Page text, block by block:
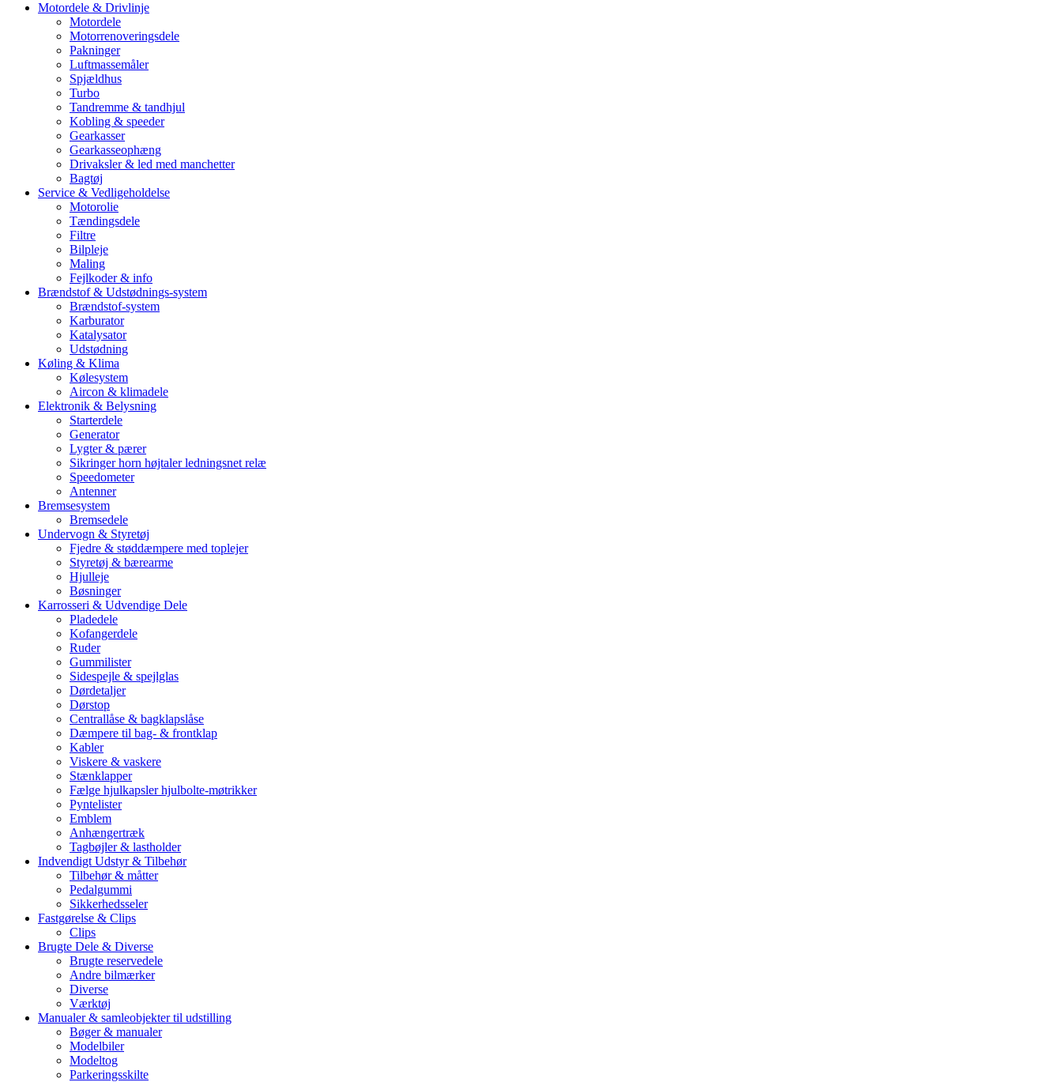
Motordele & Drivlinje
Motordele
Motorrenoveringsdele
Pakninger
Luftmassemåler
Spjældhus
Turbo
Tandremme & tandhjul
Kobling & speeder
Gearkasser
Gearkasseophæng
Drivaksler & led med manchetter
Bagtøj
Service & Vedligeholdelse
Motorolie
Tændingsdele
Filtre
Bilpleje
Maling
Fejlkoder & info
Brændstof & Udstødnings-system
Brændstof-system
Karburator
Katalysator
Udstødning
Køling & Klima
Kølesystem
Aircon & klimadele
Elektronik & Belysning
Starterdele
Generator
Lygter & pærer
Sikringer horn højtaler ledningsnet relæ
Speedometer
Antenner
Bremsesystem
Bremsedele
Undervogn & Styretøj
Fjedre & støddæmpere med toplejer
Styretøj & bærearme
Hjulleje
Bøsninger
Karrosseri & Udvendige Dele
Pladedele
Kofangerdele
Ruder
Gummilister
Sidespejle & spejlglas
Dørdetaljer
Dørstop
Centrallåse & bagklapslåse
Dæmpere til bag- & frontklap
Kabler
Viskere & vaskere
Stænklapper
Fælge hjulkapsler hjulbolte-møtrikker
Pyntelister
Emblem
Anhængertræk
Tagbøjler & lastholder
Indvendigt Udstyr & Tilbehør
Tilbehør & måtter
Pedalgummi
Sikkerhedsseler
Fastgørelse & Clips
Clips
Brugte Dele & Diverse
Brugte reservedele
Andre bilmærker
Diverse
Værktøj
Manualer & samleobjekter til udstilling
Bøger & manualer
Modelbiler
Modeltog
Parkeringsskilte